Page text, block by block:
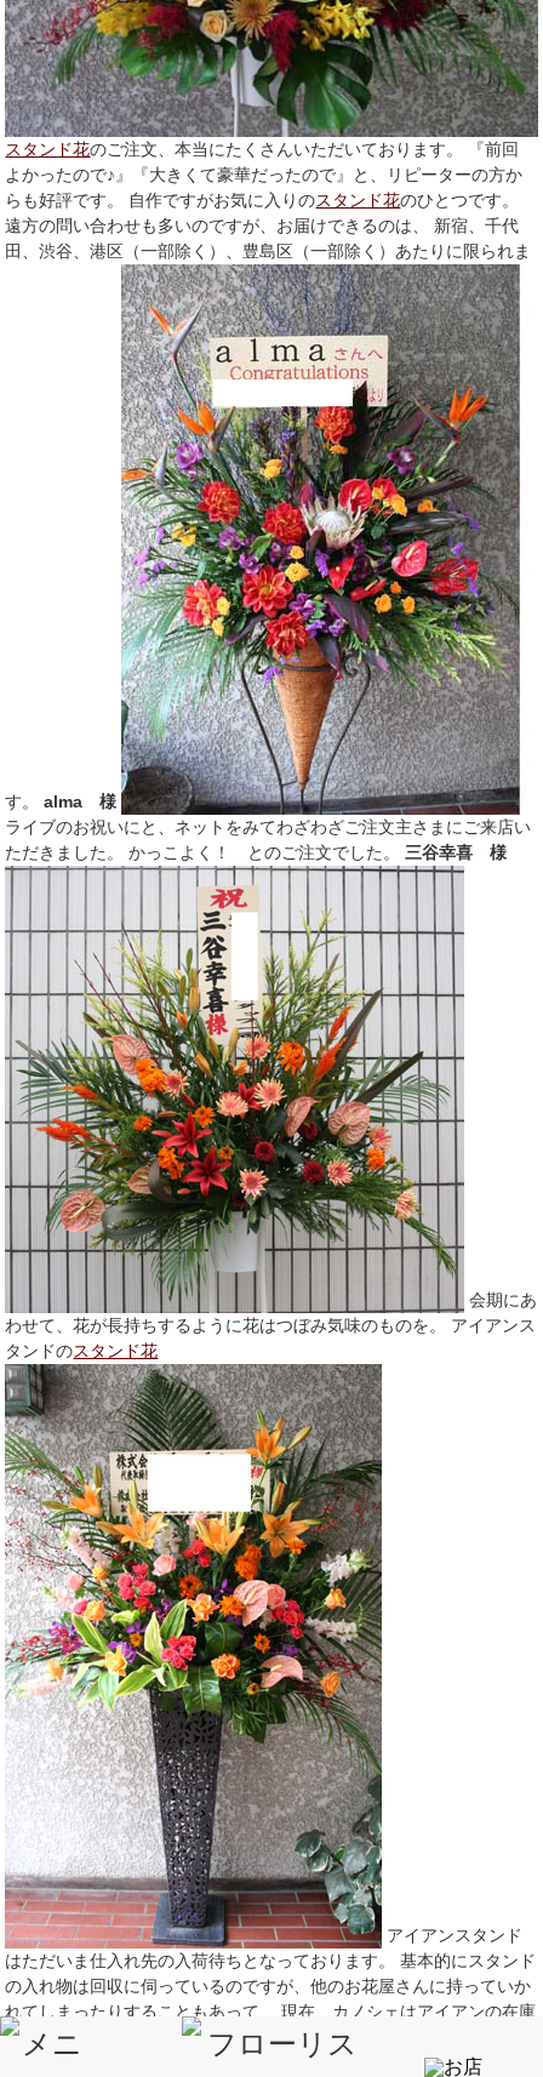
スタンド花のご注文、本当にたくさんいただいております。 『前回
よかったので♪』『大きくて豪華だったので』と、リピーターの方か
らも好評です。 自作ですがお気に入りのスタンド花のひとつです。
遠方の問い合わせも多いのですが、お届けできるのは、 新宿、千代
田、渋谷、港区（一部除く）、豊島区（一部除く）あたりに限られま
す。alma 様
ライブのお祝いにと、ネットをみてわざわざご注文主さまにご来店い
ただきました。 かっこよく！ とのご注文でした。 三谷幸喜 様
会期にあ
わせて、花が長持ちするように花はつぼみ気味のものを。 アイアンス
タンドのスタンド花
アイアンスタンド
はただいま仕入れ先の入荷待ちとなっております。 基本的にスタンド
の入れ物は回収に伺っているのですが、他のお花屋さんに持っていか
れてしまったりすることもあって、 現在、カノシェはアイアンの在庫
切れとなっております。 アイアンも原材料の高騰から仕入れ値がびっ
くりするほど上がってしまい、なんとも頭の痛い話です。 百合を使っ